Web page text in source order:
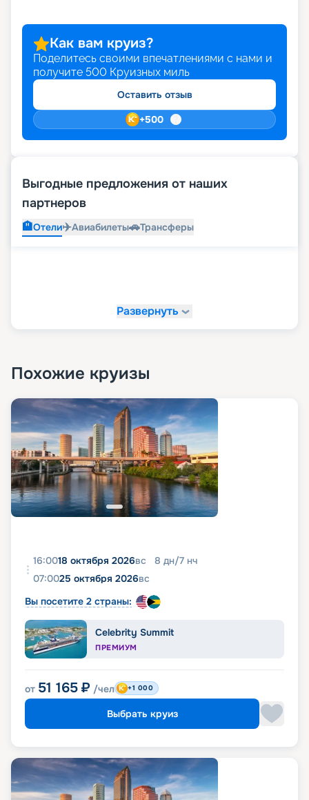
Как вам круиз?
Поделитесь своими впечатлениями с нами и
получите 500 Круизных миль
Оставить отзыв
+500
Выгодные предложения от наших
партнеров
🏨Отели✈️Авиабилеты🚗Трансферы
Развернуть
Похожие круизы
16:0018 октября 2026вс 8 дн/7 нч
07:0025 октября 2026вс
Вы посетите 2 страны:
Celebrity Summit
ПРЕМИУМ
от 51 165 ₽ /чел +1 000
Выбрать круиз